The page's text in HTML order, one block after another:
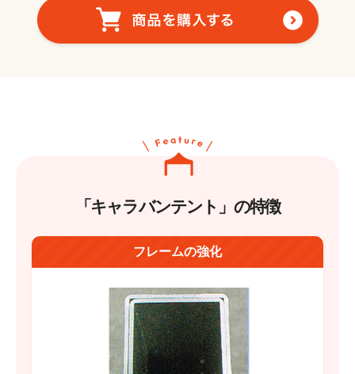
「キャラバンテント」の特徴
フレームの強化